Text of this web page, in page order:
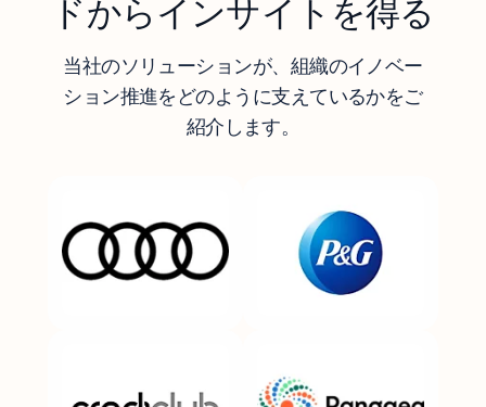
ドからインサイトを得る
当社のソリューションが、組織のイノベー
ション推進をどのように支えているかをご
紹介します。